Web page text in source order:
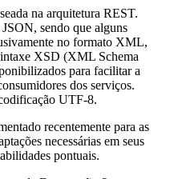
na arquitetura REST.
sendo que alguns
no formato XML,
XSD (XML Schema
para facilitar a
dos serviços.
UTF-8.
recentemente para as
necessárias em seus
pontuais.